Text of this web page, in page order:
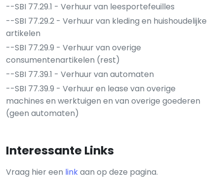
--SBI 77.29.1 - Verhuur van leesportefeuilles
--SBI 77.29.2 - Verhuur van kleding en huishoudelijke
artikelen
--SBI 77.29.9 - Verhuur van overige
consumentenartikelen (rest)
--SBI 77.39.1 - Verhuur van automaten
--SBI 77.39.9 - Verhuur en lease van overige
machines en werktuigen en van overige goederen
(geen automaten)
Interessante Links
Vraag hier een linkaan op deze pagina.